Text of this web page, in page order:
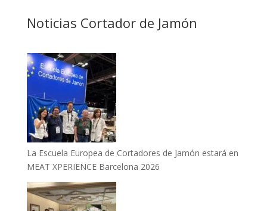
Noticias Cortador de Jamón
La Escuela Europea de Cortadores de Jamón estará en
MEAT XPERIENCE Barcelona 2026